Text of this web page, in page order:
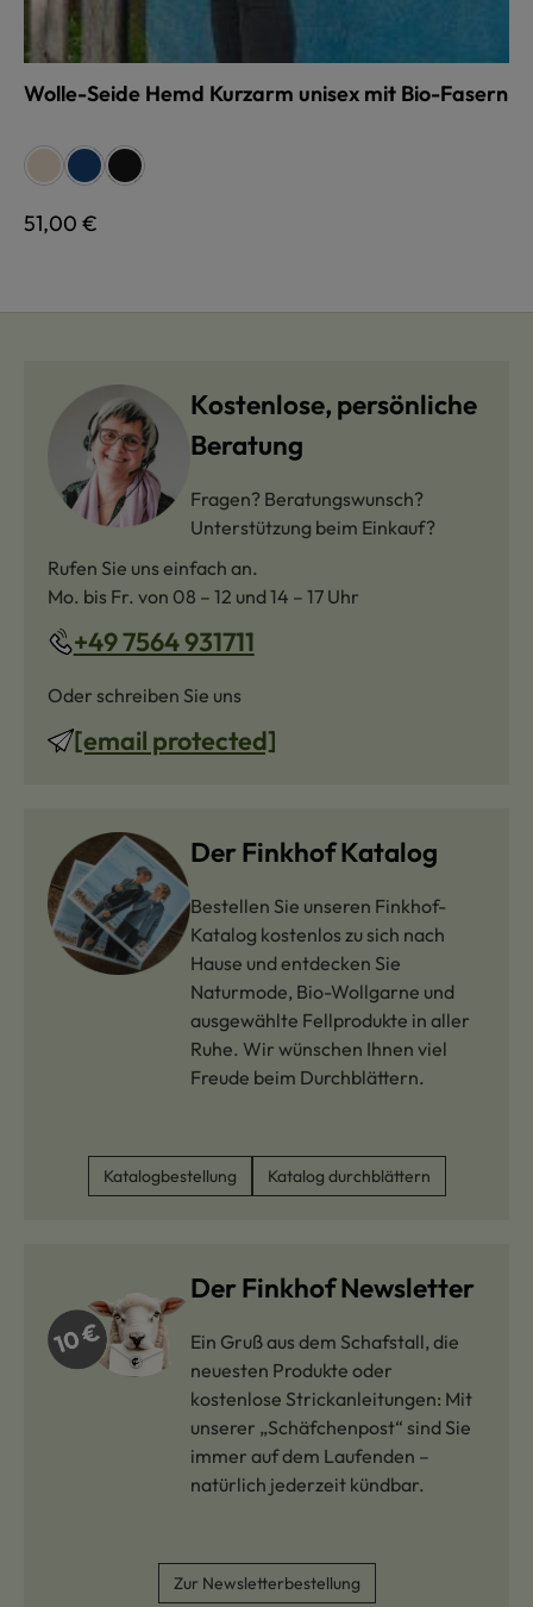
Wolle-Seide Hemd Kurzarm unisex mit Bio-Fasern
Farbe auswählen
naturweißdunkelblau
schwarz
Regulärer Preis:
51,00 €
Kostenlose, persönliche
Beratung
Fragen? Beratungswunsch?
Unterstützung beim Einkauf?
Rufen Sie uns einfach an.
Mo. bis Fr. von 08 – 12 und 14 – 17 Uhr
+49 7564 931711
Oder schreiben Sie uns
[email protected]
Der Finkhof Katalog
Bestellen Sie unseren Finkhof-
Katalog kostenlos zu sich nach
Hause und entdecken Sie
Naturmode, Bio-Wollgarne und
ausgewählte Fellprodukte in aller
Ruhe. Wir wünschen Ihnen viel
Freude beim Durchblättern.
Katalogbestellung Katalog durchblättern
Der Finkhof Newsletter
Ein Gruß aus dem Schafstall, die
neuesten Produkte oder
kostenlose Strickanleitungen: Mit
unserer „Schäfchenpost“ sind Sie
immer auf dem Laufenden –
natürlich jederzeit kündbar.
Zur Newsletterbestellung